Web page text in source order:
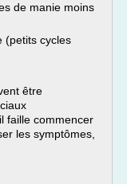
de manie moins
(petits cycles
être
faille commencer
les symptômes,